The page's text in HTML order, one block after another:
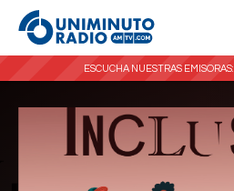
ESCUCHA NUESTRAS EMISORAS: